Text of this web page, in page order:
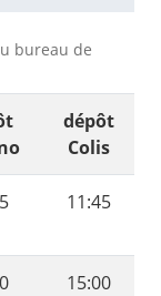
bureau de
dépôt
Colis
11:45
15:00